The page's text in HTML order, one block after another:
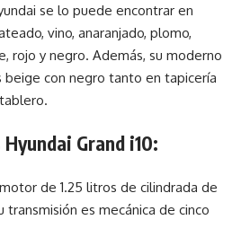
se lo puede encontrar en
vino, anaranjado, plomo,
rojo y negro. Además, su moderno
con negro tanto en tapicería
Grand i10:
de 1.25 litros de cilindrada de
transmisión es mecánica de cinco